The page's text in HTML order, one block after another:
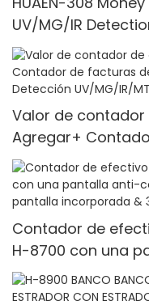
UV/MG/IR
Valor de contador
Agregar+
lote/ADD+ Valor,
billetes/min, con
Contador de
H-8700 con una
blanca IR/blanca,
"TFT pantalla TFT